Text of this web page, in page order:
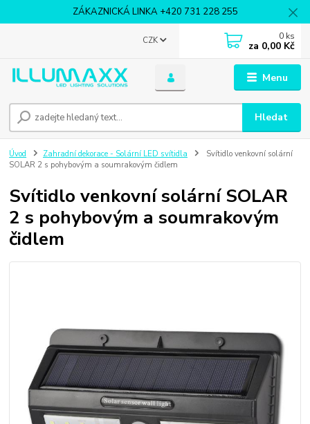
ZÁKAZNICKÁ LINKA +420 731 228 255
Menu
CZK
Hledat
0 ks
za 0,00 Kč
Úvod Zahradní dekorace - Solární LED svítidla
Svítidlo venkovní solární
SOLAR 2 s pohybovým a soumrakovým čidlem
Svítidlo venkovní solární SOLAR
2 s pohybovým a soumrakovým
čidlem